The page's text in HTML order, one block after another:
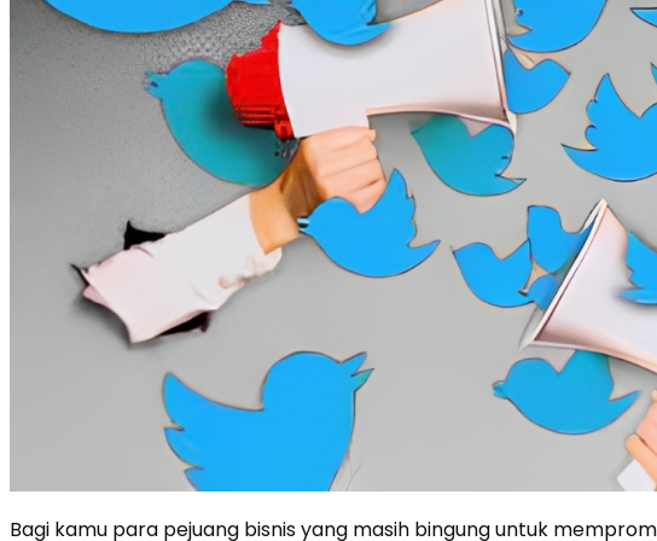
Bagi kamu para pejuang bisnis yang masih bingung untuk